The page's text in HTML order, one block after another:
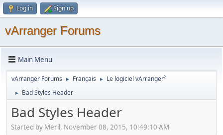
Log in Sign up
vArranger Forums
Main Menu
vArranger Forums ► Français ► Le logiciel vArranger²
► Bad Styles Header
Bad Styles Header
Started by Meril, November 08, 2015, 10:49:10 AM